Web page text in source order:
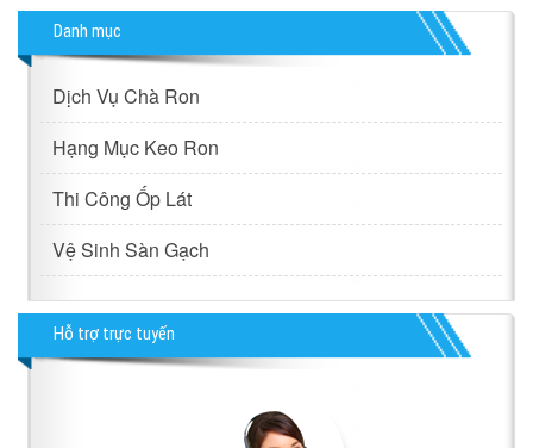
Danh mục
Dịch Vụ Chà Ron
Hạng Mục Keo Ron
Thi Công Ốp Lát
Vệ Sinh Sàn Gạch
Hỗ trợ trực tuyến